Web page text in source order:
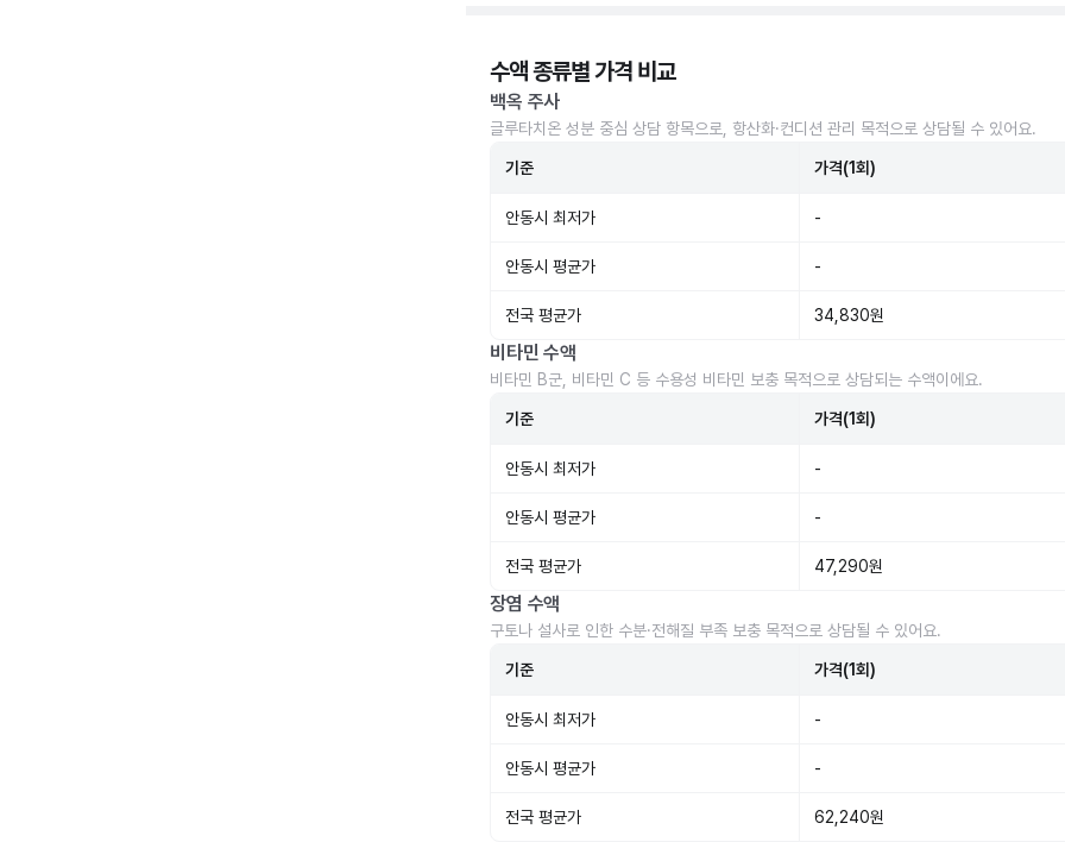
수액 종류별 가격 비교
백옥 주사
글루타치온 성분 중심 상담 항목으로, 항산화·컨디션 관리 목적으로 상담될 수 있어요.
기준 가격(1회)
안동시 최저가 -
안동시 평균가 -
전국 평균가 34,830원
비타민 수액
비타민 B군, 비타민 C 등 수용성 비타민 보충 목적으로 상담되는 수액이에요.
기준 가격(1회)
안동시 최저가 -
안동시 평균가 -
전국 평균가 47,290원
장염 수액
구토나 설사로 인한 수분·전해질 부족 보충 목적으로 상담될 수 있어요.
기준 가격(1회)
안동시 최저가 -
안동시 평균가 -
전국 평균가 62,240원